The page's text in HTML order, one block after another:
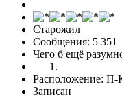
Старожил
Сообщения: 5 351
Чего б ещё
Расположение: П-
Записан